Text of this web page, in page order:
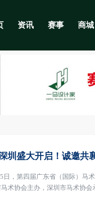
资讯 赛事 商城
圳盛大开启！诚邀共
日，第四届广东省（国际）马
术协会主办，深圳市马术协